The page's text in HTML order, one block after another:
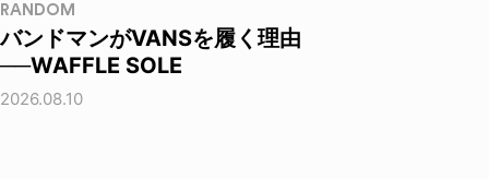
RANDOM
バンドマンがVANSを履く理由
──WAFFLE SOLE
2026.08.10